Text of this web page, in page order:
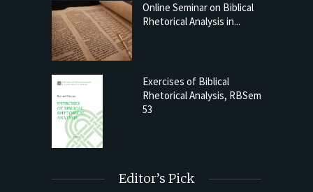
Online Seminar on Biblical
Rhetorical Analysis in...
Exercises of Biblical
Rhetorical Analysis, RBSem
53
Editor’s Pick